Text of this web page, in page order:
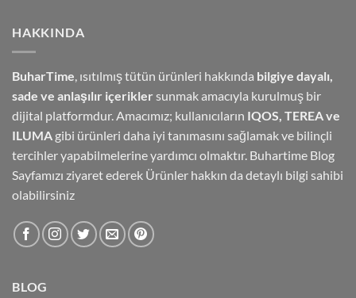
HAKKINDA
BuharTime, ısıtılmış tütün ürünleri hakkında bilgiye dayalı,
sade ve anlaşılır içerikler sunmak amacıyla kurulmuş bir
dijital platformdur. Amacımız; kullanıcıların IQOS, TEREA ve
ILUMA gibi ürünleri daha iyi tanımasını sağlamak ve bilinçli
tercihler yapabilmelerine yardımcı olmaktır. Buhartime Blog
Sayfamızı ziyaret ederek Ürünler hakkın da detaylı bilgi sahibi
olabilirsiniz
BLOG